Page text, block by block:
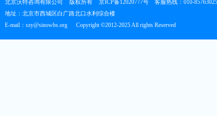
北京沃特咨询有限公司 版权所有 京ICP备12020777号 客服热线：010-85763025
地址：北京市西城区白广路北口水利综合楼
E-mail：szy@sinowbs.org
Copyright ©2012-2025 All rights Reserved